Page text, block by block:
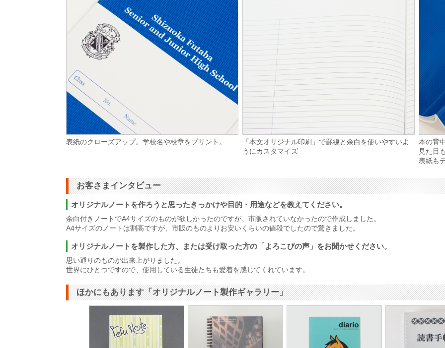
表紙のクローズアップ。学校名や校章をプリント。
「本文オリジナル印刷」で罫線と余白を使いやすいよ
うにカスタマイズ
本の背
見た目
表紙も
お客さまインタビュー
オリジナルノートを作ろうと思ったきっかけや目的・用途などを教えてください。
余白付きノートでA4サイズのものが欲しかったのですが、市販されていなかったので作成しました。
A4サイズのノートは割高ですが、市販のものよりお安いくらいの値段でしたので驚きました。
オリジナルノートを製作した方、または受け取った方の「よろこびの声」をお聞かせください。
思い通りのものが出来上がりました。
世界にひとつですので、使用している生徒たちも愛着を感じてくれています。
ほかにもあります「オリジナルノート製作ギャラリー」